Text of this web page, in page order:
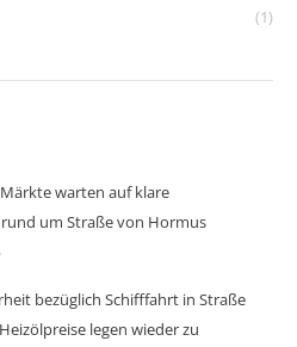
(1)
warten auf klare
um Straße von Hormus
bezüglich Schifffahrt in Straße
legen wieder zu